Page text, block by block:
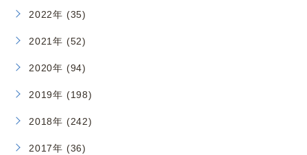
2022年 (35)
2021年 (52)
2020年 (94)
2019年 (198)
2018年 (242)
2017年 (36)